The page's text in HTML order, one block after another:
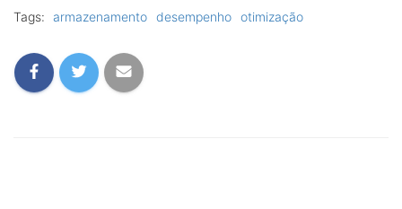
Tags: armazenamento desempenho otimização